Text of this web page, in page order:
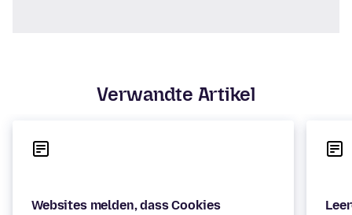
Verwandte Artikel
Websites melden, dass Cookies